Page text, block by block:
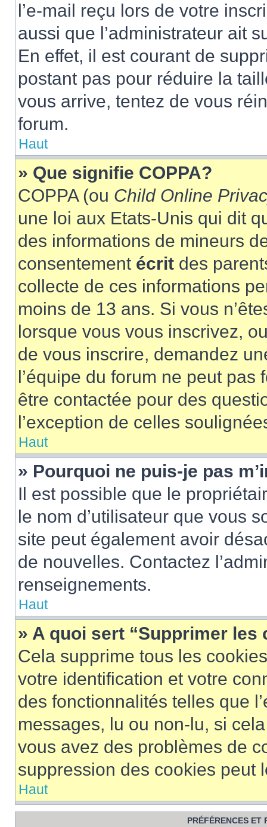
l’e-mail reçu lors de votre
aussi que l’administrateur ait
En effet, il est courant de
postant pas pour réduire la
vous arrive, tentez de vous
forum.
Haut
» Que signifie COPPA?
COPPA (ou Child Online
une loi aux Etats-Unis qui dit
des informations de mineurs
consentement écrit des
collecte de ces informations
moins de 13 ans. Si vous
lorsque vous vous inscrivez,
de vous inscrire, demandez
l’équipe du forum ne peut
être contactée pour des
l’exception de celles
Haut
» Pourquoi ne puis-je pas
Il est possible que le
le nom d’utilisateur que vous
site peut également avoir
de nouvelles. Contactez
renseignements.
Haut
» A quoi sert “Supprimer les
Cela supprime tous les
votre identification et votre
des fonctionnalités telles que
messages, lu ou non-lu, si
vous avez des problèmes de
suppression des cookies peut
Haut
PRÉFÉRENCES ET